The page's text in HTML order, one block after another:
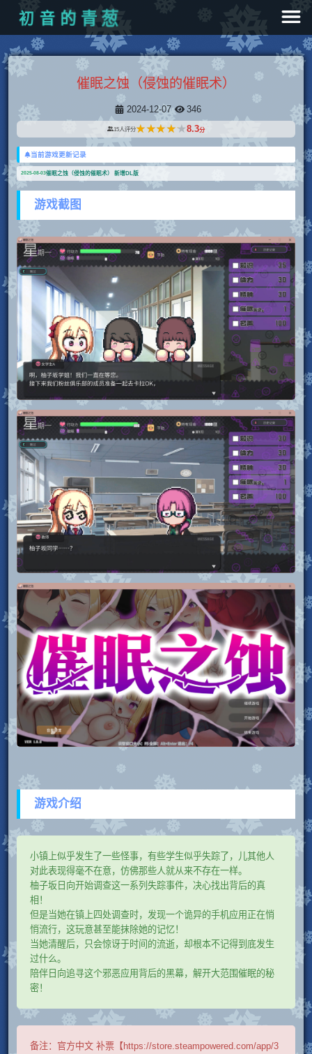
初 音 的 青 葱
催眠之蚀（侵蚀的催眠术）
2024-12-07 346
15 人评分★★★★★
★★★★★8.3分
当前游戏更新记录
2025-08-03催眠之蚀（侵蚀的催眠术） 新增DL版
游戏截图
游戏介绍
小镇上似乎发生了一些怪事，有些学生似乎失踪了，儿其他人
对此表现得毫不在意，仿佛那些人就从来不存在一样。
柚子坂日向开始调查这一系列失踪事件，决心找出背后的真
相！
但是当她在镇上四处调查时，发现一个诡异的手机应用正在悄
悄流行，这玩意甚至能抹除她的记忆！
当她清醒后，只会惊讶于时间的流逝，却根本不记得到底发生
过什么。
陪伴日向追寻这个邪恶应用背后的黑幕，解开大范围催眠的秘
密！
备注： 官方中文 补票【https://store.steampowered.com/app/3